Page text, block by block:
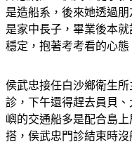
是家中長子，畢業後本
穩定，抱著考考看的心
診，下午還得趕去員貝、
嶼的交通船多是配合島
搭，侯武忠門診結束時沒
船時間，自己造船、開